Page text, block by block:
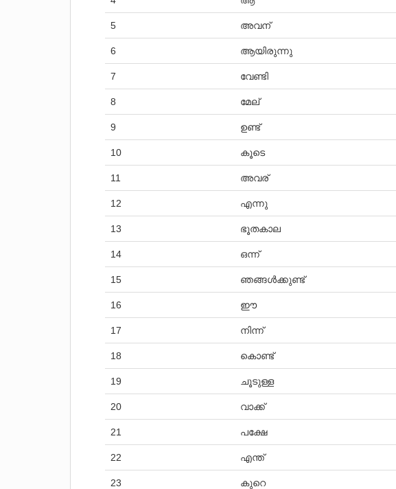
5 അവന്
6 ആയിരുന്നു
7 വേണ്ടി
8 മേല്
9 ഉണ്ട്
10 കൂടെ
11 അവര്
12 എന്നു
13 ഭൂതകാല
14 ഒന്ന്
15 ഞങ്ങൾക്കുണ്ട്
16 ഈ
17 നിന്ന്
18 കൊണ്ട്
19 ചൂടുള്ള
20 വാക്ക്
21 പക്ഷേ
22 എന്ത്
23 കുറെ